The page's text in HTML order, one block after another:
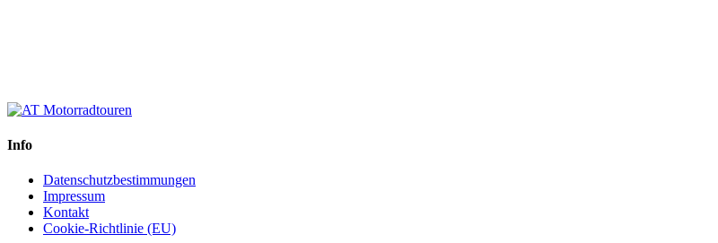
Info
Datenschutzbestimmungen
Impressum
Kontakt
Cookie-Richtlinie (EU)